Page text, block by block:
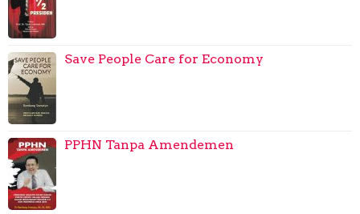
Save People Care for Economy
PPHN Tanpa Amendemen